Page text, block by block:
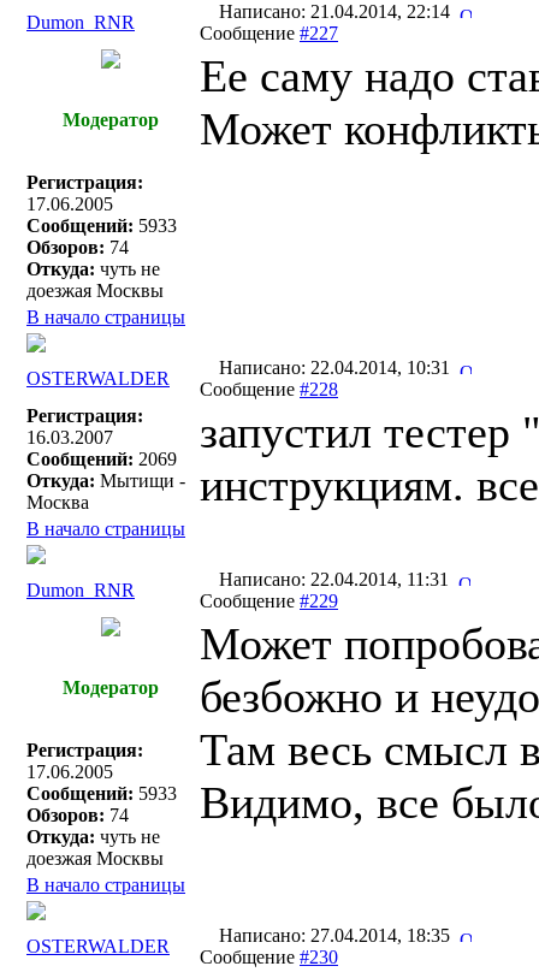
Dumon_RNR
Написано: 21.04.2014, 22:14
Сообщение #227
Модератор
Регистрация:
17.06.2005
Сообщений: 5933
Обзоров: 74
Откуда: чуть не
доезжая Москвы
Ее саму надо
Может
В начало страницы
OSTERWALDER
Написано: 22.04.2014, 10:31
Сообщение #228
Регистрация:
16.03.2007
Сообщений: 2069
Откуда: Мытищи -
Москва
запустил
инструкциям.
В начало страницы
Dumon_RNR
Написано: 22.04.2014, 11:31
Сообщение #229
Модератор
Регистрация:
17.06.2005
Сообщений: 5933
Обзоров: 74
Откуда: чуть не
доезжая Москвы
Может
безбожно и
Там весь смысл
Видимо, все
В начало страницы
OSTERWALDER
Написано: 27.04.2014, 18:35
Сообщение #230